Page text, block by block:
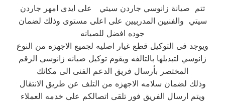
تتم صيانة زانوسي جاردن سيتي على ايدى امهر جاردن
سيتي والفنيين المدربيين على اعلى مستوى وذلك لضمان
جوده افضل للصيانه
ويوجد فى التوكيل قطع غيار اصليه لجميع الاجهزه من النوع
زانوسي لتبديلها بالتالفه ويقوم توكيل صيانه زانوسي الرقم
المختصر بأرسال فريق الدعم الفنى الى مكانك
وذلك لضمان سلامه الاجهزه من التلف عن طريق الانتقال
ويتم ارسال الفريق فور تلقى اتصالكم على خدمه العملاء